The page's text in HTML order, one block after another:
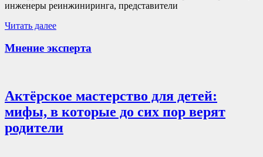
инженеры реинжиниринга, представители
Читать далее
Мнение эксперта
Актёрское мастерство для детей:
мифы, в которые до сих пор верят
родители